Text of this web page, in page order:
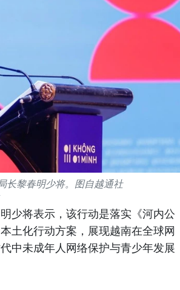
长黎春明少将。图自越通社
少将表示，该行动是落实《河内公
土化行动方案，展现越南在全球网
中未成年人网络保护与青少年发展